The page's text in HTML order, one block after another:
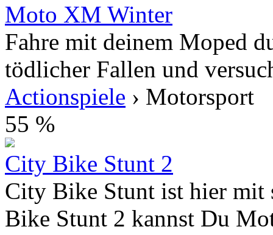
Moto XM Winter
Fahre mit deinem Moped
tödlicher Fallen und
Actionspiele › Motorsport
55 %
City Bike Stunt 2
City Bike Stunt ist hier mit
Bike Stunt 2 kannst Du